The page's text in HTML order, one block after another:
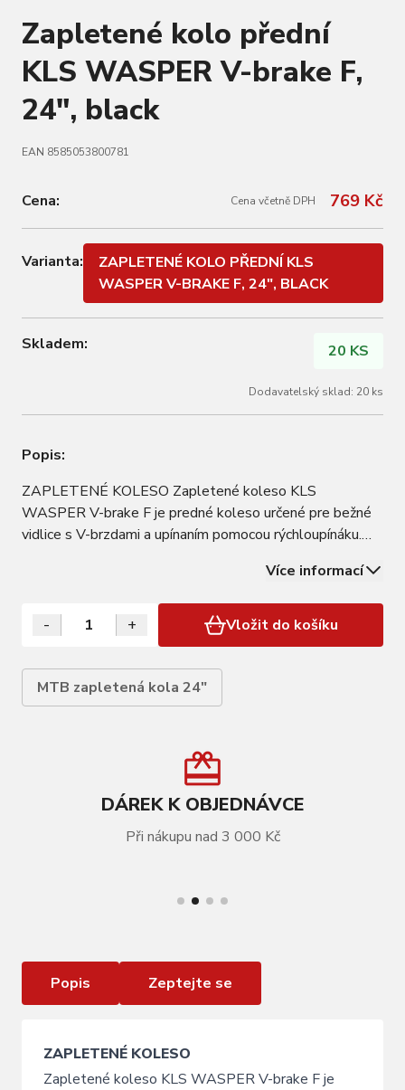
Zapletené kolo přední
KLS WASPER V-brake F,
24", black
EAN 8585053800781
Cena: Cena včetně DPH 769 Kč
Varianta:
ZAPLETENÉ KOLO PŘEDNÍ KLS
WASPER V-BRAKE F, 24", BLACK
Skladem: 20 KS
Dodavatelský sklad: 20 ks
Popis:
ZAPLETENÉ KOLESO Zapletené koleso KLS
WASPER V-brake F je predné koleso určené pre bežné
vidlice s V-brzdami a upínaním pomocou rýchloupínáku.
AV Brzdy: V-brake Náboj: KLS DRIVE F Dodávané s
oskou s rýchloupínákom 9x100mm Galvanizované špice:
Více informací
- + Vložit do košíku
MTB zapletená kola 24"
DÁREK K OBJEDNÁVCE
Při nákupu nad 3 000 Kč
Zapletené kolo přední KLS WASPER V-brake F,
Popis Zeptejte se
ZAPLETENÉ KOLESO
Zapletené koleso KLS WASPER V-brake F je